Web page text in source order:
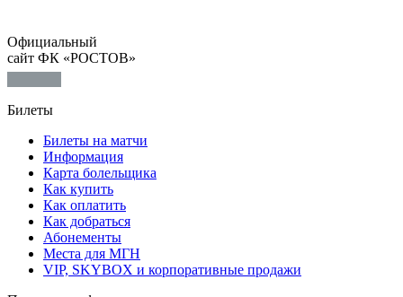
Официальный
сайт ФК «РОСТОВ»
Билеты
Билеты на матчи
Информация
Карта болельщика
Как купить
Как оплатить
Как добраться
Абонементы
Места для МГН
VIP, SKYBOX и корпоративные продажи